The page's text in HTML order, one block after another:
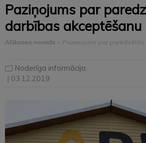
Paziņojums par
darbības akceptēšanu
Alūksnes novads > Paziņojums par
Noderīga informācija
| 03.12.2019